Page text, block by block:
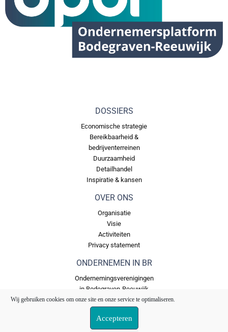
Wij gebruiken cookies om onze site en onze service te optimaliseren.
Accepteren
DOSSIERS
Economische strategie
Bereikbaarheid &
bedrijventerreinen
Duurzaamheid
Detailhandel
Inspiratie & kansen
OVER ONS
Organisatie
Visie
Activiteiten
Privacy statement
ONDERNEMEN IN BR
Ondernemingsverenigingen
in Bodegraven-Reeuwijk
Bedrijventerreinen in
Bodegraven Reeuwijk
Ons Fonds